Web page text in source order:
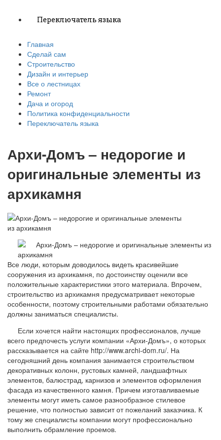
Переключатель языка
Главная
Сделай сам
Строительство
Дизайн и интерьер
Все о лестницах
Ремонт
Дача и огород
Политика конфиденциальности
Переключатель языка
Архи-Домъ – недорогие и
оригинальные элементы из
архикамня
Все люди, которым доводилось видеть красивейшие
сооружения из архикамня, по достоинству оценили все
положительные характеристики этого материала. Впрочем,
строительство из архикамня предусматривает некоторые
особенности, поэтому строительными работами обязательно
должны заниматься специалисты.
Если хочется найти настоящих профессионалов, лучше
всего предпочесть услуги компании «Архи-Домъ», о которых
рассказывается на сайте http://www.archi-dom.ru/. На
сегодняшний день компания занимается строительством
декоративных колонн, рустовых камней, ландшафтных
элементов, балюстрад, карнизов и элементов оформления
фасада из качественного камня. Причем изготавливаемые
элементы могут иметь самое разнообразное стилевое
решение, что полностью зависит от пожеланий заказчика. К
тому же специалисты компании могут профессионально
выполнить обрамление проемов.